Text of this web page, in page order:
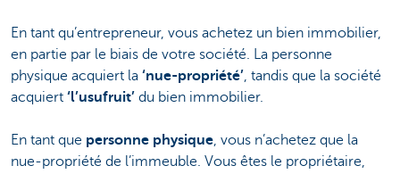
En tant qu’entrepreneur, vous achetez un bien immobilier,
en partie par le biais de votre société. La personne
physique acquiert la ‘nue-propriété’, tandis que la société
acquiert ‘l’usufruit’ du bien immobilier.
En tant que personne physique, vous n’achetez que la
nue-propriété de l’immeuble. Vous êtes le propriétaire,